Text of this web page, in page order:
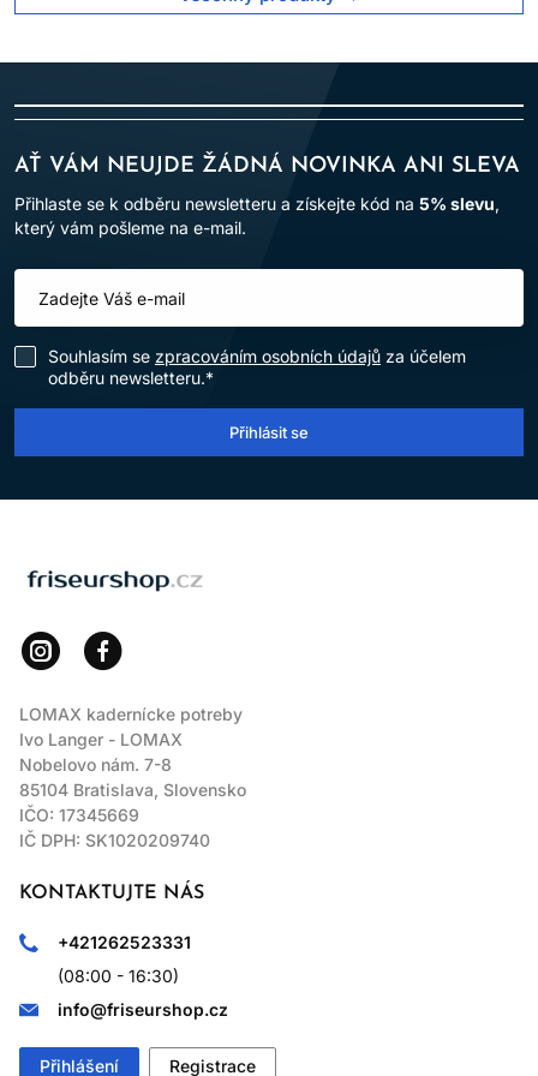
AŤ VÁM NEUJDE ŽÁDNÁ NOVINKA ANI SLEVA
Přihlaste se k odběru newsletteru a získejte kód na 5% slevu,
který vám pošleme na e-mail.
Souhlasím se zpracováním osobních údajů za účelem
odběru newsletteru.*
Přihlásit se
LOMAX kadernícke potreby
Ivo Langer - LOMAX
Nobelovo nám. 7-8
85104 Bratislava, Slovensko
IČO: 17345669
IČ DPH: SK1020209740
KONTAKTUJTE NÁS
+421262523331
(08:00 - 16:30)
info@friseurshop.cz
Přihlášení Registrace